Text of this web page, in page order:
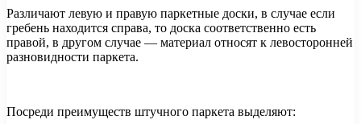
Различают левую и правую паркетные доски, в случае если
гребень находится справа, то доска соответственно есть
правой, в другом случае — материал относят к левосторонней
разновидности паркета.
Посреди преимуществ штучного паркета выделяют: